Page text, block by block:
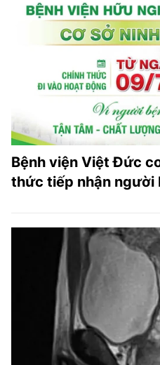
Bệnh viện Việt Đức
thức tiếp nhận người